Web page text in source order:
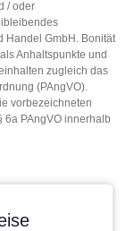
/ oder
Handel GmbH. Bonität
Anhaltspunkte und
zugleich das
(PAngVO).
vorbezeichneten
PAngVO innerhalb